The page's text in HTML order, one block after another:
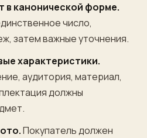
в канонической форме.
число,
затем важные уточнения.
характеристики.
аудитория, материал,
должны
Покупатель должен